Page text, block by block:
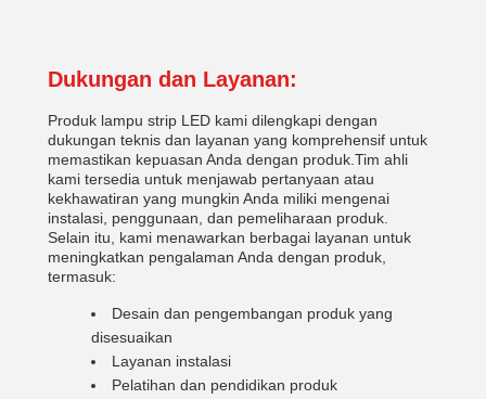
Dukungan dan Layanan:
Produk lampu strip LED kami dilengkapi dengan
dukungan teknis dan layanan yang komprehensif untuk
memastikan kepuasan Anda dengan produk.Tim ahli
kami tersedia untuk menjawab pertanyaan atau
kekhawatiran yang mungkin Anda miliki mengenai
instalasi, penggunaan, dan pemeliharaan produk.
Selain itu, kami menawarkan berbagai layanan untuk
meningkatkan pengalaman Anda dengan produk,
termasuk:
Desain dan pengembangan produk yang
disesuaikan
Layanan instalasi
Pelatihan dan pendidikan produk